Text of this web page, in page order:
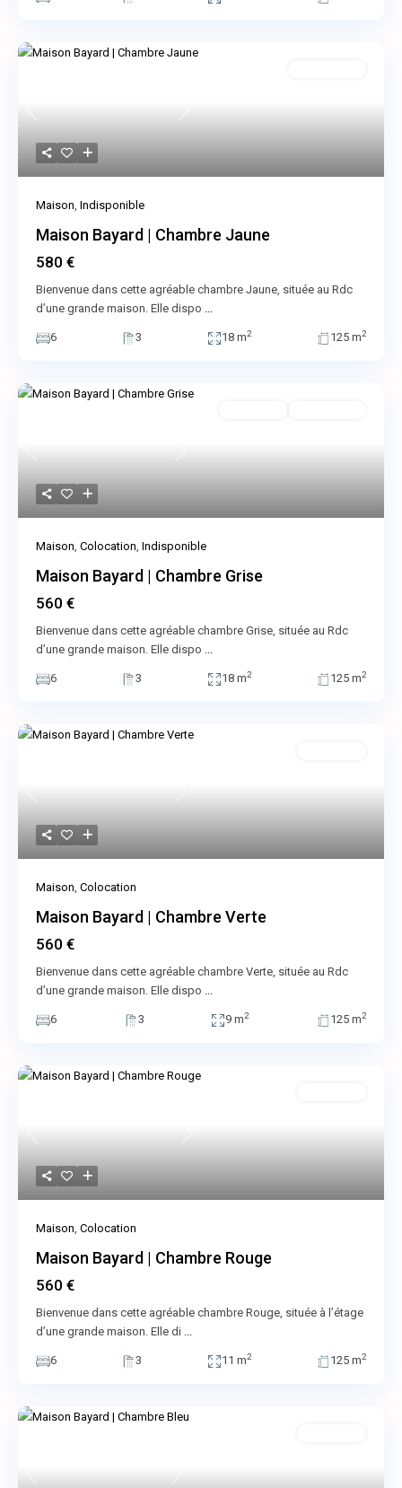
Previous Next
Maison, Indisponible
Maison Bayard | Chambre Jaune
580 €
Bienvenue dans cette agréable chambre Jaune, située au Rdc
d’une grande maison. Elle dispo ...
6 3 18 m2 125 m2
Previous Next
Maison, Colocation, Indisponible
Maison Bayard | Chambre Grise
560 €
Bienvenue dans cette agréable chambre Grise, située au Rdc
d’une grande maison. Elle dispo ...
6 3 18 m2 125 m2
Previous Next
Maison, Colocation
Maison Bayard | Chambre Verte
560 €
Bienvenue dans cette agréable chambre Verte, située au Rdc
d’une grande maison. Elle dispo ...
6 3 9 m2 125 m2
Previous Next
Maison, Colocation
Maison Bayard | Chambre Rouge
560 €
Bienvenue dans cette agréable chambre Rouge, située à l’étage
d’une grande maison. Elle di ...
6 3 11 m2 125 m2
Previous Next